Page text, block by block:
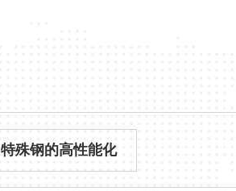
特殊钢的高性能化